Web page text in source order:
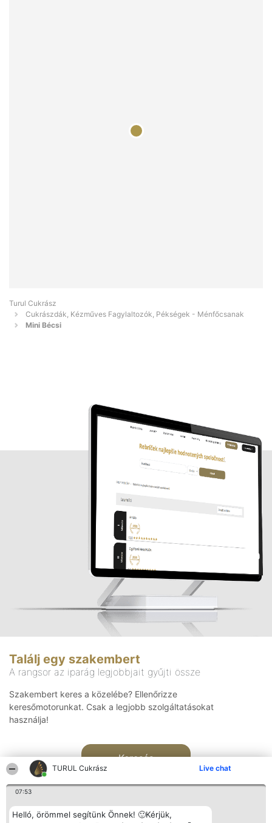
TURUL Cukrász Live chat
07:53
Helló, örömmel segítünk Önnek! 🙂Kérjük,
Turul Cukrász
Cukrászdák, Kézműves Fagylaltozók, Pékségek - Ménfőcsanak
Mini Bécsi
Találj egy szakembert
A rangsor az iparág legjobbjait gyűjti össze
Szakembert keres a közelébe? Ellenőrizze
keresőmotorunkat. Csak a legjobb szolgáltatásokat
használja!
Keresés